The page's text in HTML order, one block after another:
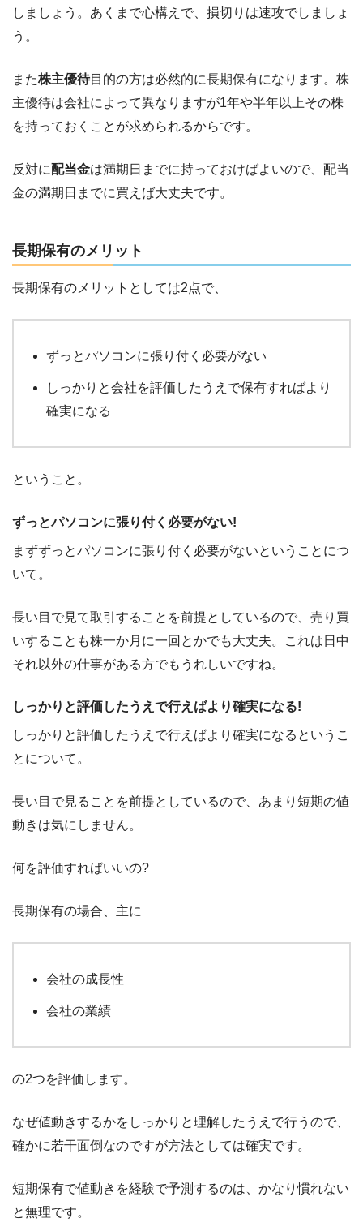
しましょう。あくまで心構えで、損切りは速攻でしましょ
う。
また株主優待目的の方は必然的に長期保有になります。株
主優待は会社によって異なりますが1年や半年以上その株
を持っておくことが求められるからです。
反対に配当金は満期日までに持っておけばよいので、配当
金の満期日までに買えば大丈夫です。
長期保有のメリット
長期保有のメリットとしては2点で、
ずっとパソコンに張り付く必要がない
しっかりと会社を評価したうえで保有すればより
確実になる
ということ。
ずっとパソコンに張り付く必要がない!
まずずっとパソコンに張り付く必要がないということにつ
いて。
長い目で見て取引することを前提としているので、売り買
いすることも株一か月に一回とかでも大丈夫。これは日中
それ以外の仕事がある方でもうれしいですね。
しっかりと評価したうえで行えばより確実になる!
しっかりと評価したうえで行えばより確実になるというこ
とについて。
長い目で見ることを前提としているので、あまり短期の値
動きは気にしません。
何を評価すればいいの?
長期保有の場合、主に
会社の成長性
会社の業績
の2つを評価します。
なぜ値動きするかをしっかりと理解したうえで行うので、
確かに若干面倒なのですが方法としては確実です。
短期保有で値動きを経験で予測するのは、かなり慣れない
と無理です。